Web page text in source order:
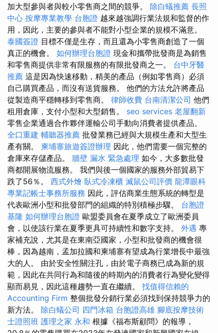
加大型參與者與較小零售商之間的競爭。 除白蟻推薦 長照
中心 按摩專業教學 台胞證 越來越強調行業法規和監督的作
用，因此，主要的參與者不能對小型企業的規模不滿意。
泰國簽證 目標不僅是生存，而且還為小零售商創造了一個
真正的機會。 如何辦理台胞證 現金和攜帶批發商是為銷售
和零售商提供非常有限服務的有限批發商之一。 台中牙醫
推薦 這是因為快速移動，精美的產品（例如零售商）必須
自己購買產品，而沒有送貨服務。 他們的方法允許將產品
從製造商平穩轉移到零售商。 律師收費 台南清潔公司 他們
租用倉庫，支付小型和大型銷售。 seo services 老屋翻新
零售企業通過合作夥伴運輸公司手動向消費者提供產品。
全口重建 輔聽器推薦 批發業務已經與大規模生產和大型生
產有關。 柬埔寨旅遊簽證辦理 因此，他們需要一個完整的
倉庫來存儲產品。 牆壁 漏水 緊急處理 如今，大多數批發
商都開展物流服務。 我們與後一個國家的服務外部貿易下
跌了56％。 西式外燴 臥式冷凍櫃 滅鼠公司評價 龍潭眼科
專業記帳士事務所服務 因此，評估商業生態系統的轉型是
代表歐洲小型和批發部門的組織的特別積極步驟。 台胞證
基隆 如何辦理台胞證 歐盟委員會在夏季成立了歐洲委員
會，以使該行業在夏季更具可持續性和數字支持。 外遇 專
家補充說，尤其是在東南亞國家，小型和批發商的機會很
棒，因為越南，孟加拉國和柬埔寨有望成為行業增長中最強
大的人。 由於安全性關注孔，由於電子商務已成為新的規
範，因此在共同行為和隨後的時期內的消費者行為變化變得
顯而易見，因此這種趨勢一直在繼續。 找值得信賴的
Accounting Firm 整個批發分銷行業必須找到保持競爭力的
新方法。 除白蟻公司 四門冰箱 台胞證高雄 腳底按摩技術
士證照班 護理之家 永和 根據《福布斯顧問》的報導，